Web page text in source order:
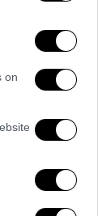
on